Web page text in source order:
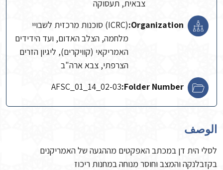
צבאית, תעסוקה
Organization:
(ICRC) סוכנות מרכזית לשבויי
מלחמה, הצלב האדום, ועד הידידים
האמריקאי (קוויקרים), ליגיון הזרים
הצרפתי, צבא ארה"ב
Folder Number:
AFSC_01_14_02-03
الوصف
לסלי הית דן במכתב האפקטים מההגעה של האמריקנים
בקזבלנקה והמצב וחוסר מנוחה במחנות ריכוז